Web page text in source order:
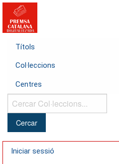
Títols
Col·leccions
Centres
Cercar
Col·leccions...
Iniciar sessió